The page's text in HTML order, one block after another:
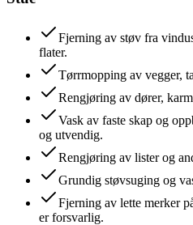
Fjerning av støv fra
flater.
Tørrmopping av vegger,
Rengjøring av dører,
Vask av faste skap og
og utvendig.
Rengjøring av lister og
Grundig støvsuging og
Fjerning av lette merker
er forsvarlig.